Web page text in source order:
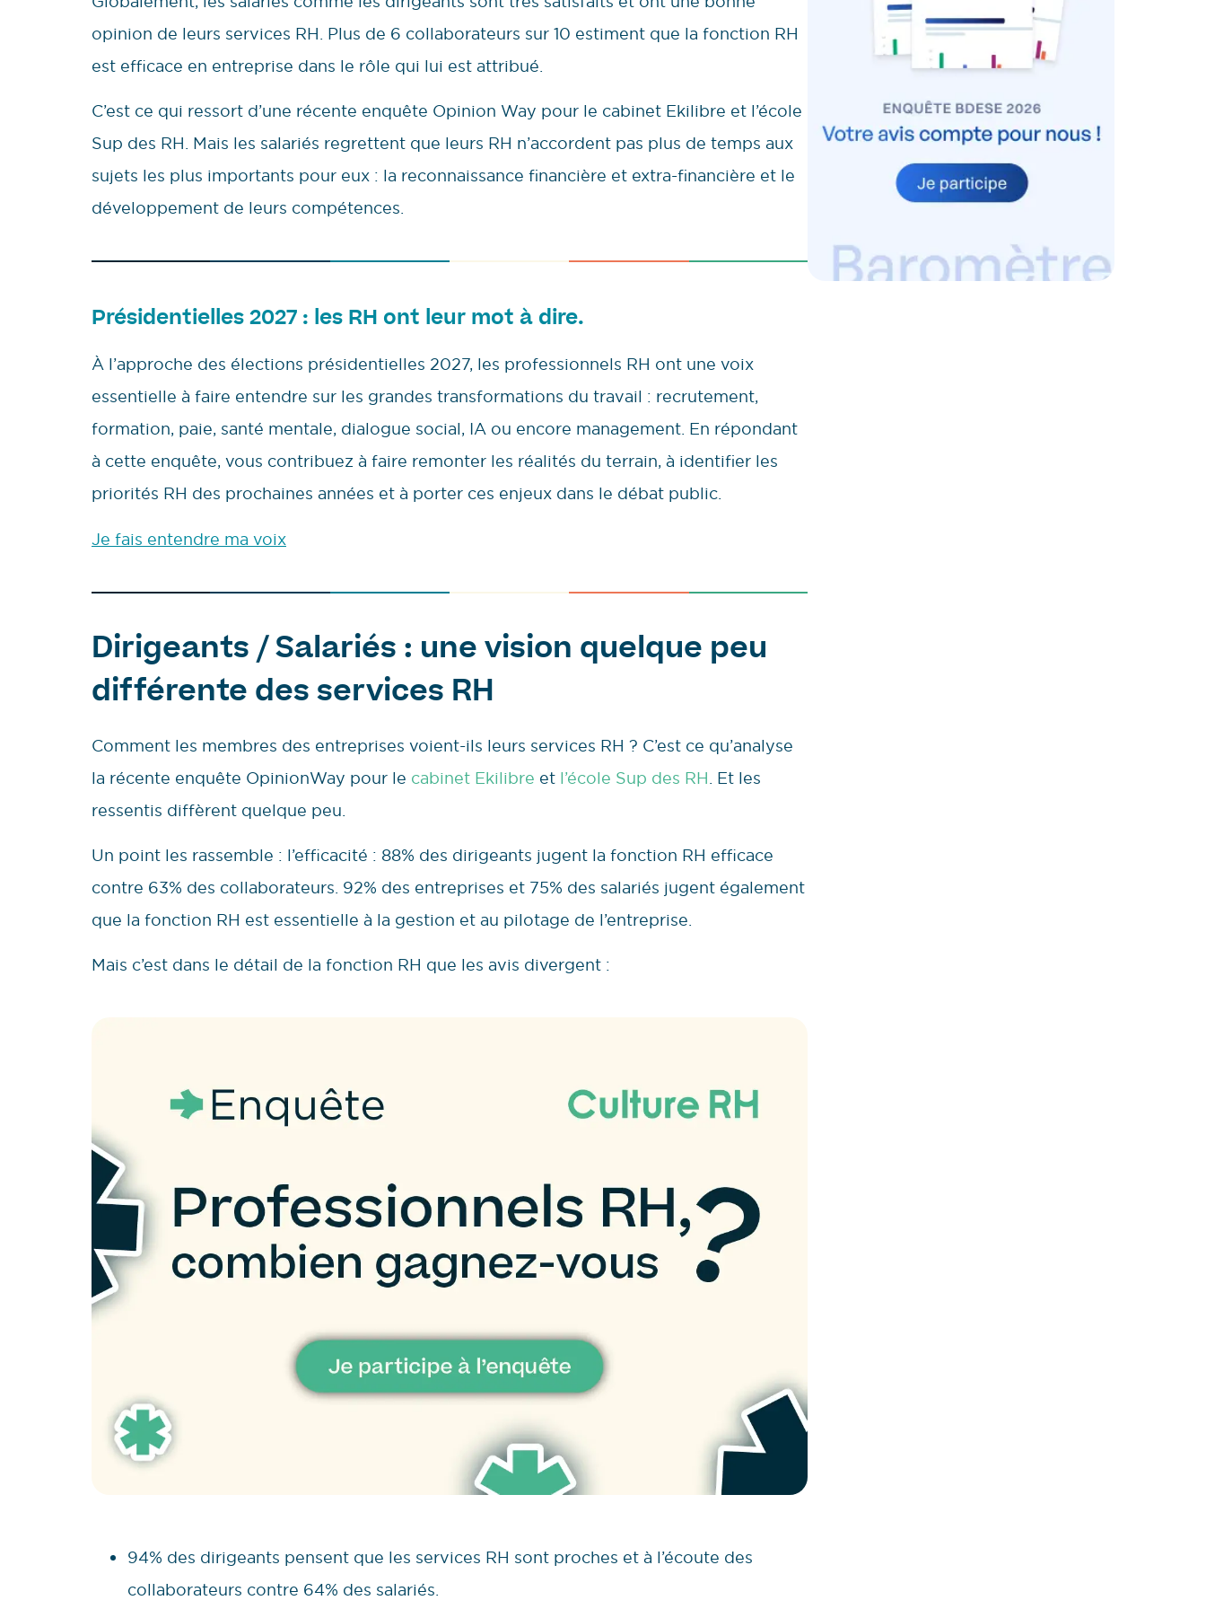
opinion de leurs services RH. Plus de 6 collaborateurs sur 10 estiment que la fonction RH
est efficace en entreprise dans le rôle qui lui est attribué.
C’est ce qui ressort d’une récente enquête Opinion Way pour le cabinet Ekilibre et l’école
Sup des RH. Mais les salariés regrettent que leurs RH n’accordent pas plus de temps aux
sujets les plus importants pour eux : la reconnaissance financière et extra-financière et le
développement de leurs compétences.
Présidentielles 2027 : les RH ont leur mot à dire.
À l’approche des élections présidentielles 2027, les professionnels RH ont une voix
essentielle à faire entendre sur les grandes transformations du travail : recrutement,
formation, paie, santé mentale, dialogue social, IA ou encore management. En répondant
à cette enquête, vous contribuez à faire remonter les réalités du terrain, à identifier les
priorités RH des prochaines années et à porter ces enjeux dans le débat public.
Je fais entendre ma voix
Dirigeants / Salariés : une vision quelque peu
différente des services RH
Comment les membres des entreprises voient-ils leurs services RH ? C’est ce qu’analyse
la récente enquête OpinionWay pour le cabinet Ekilibre et l’école Sup des RH. Et les
ressentis diffèrent quelque peu.
Un point les rassemble : l’efficacité : 88% des dirigeants jugent la fonction RH efficace
contre 63% des collaborateurs. 92% des entreprises et 75% des salariés jugent également
que la fonction RH est essentielle à la gestion et au pilotage de l’entreprise.
Mais c’est dans le détail de la fonction RH que les avis divergent :
94% des dirigeants pensent que les services RH sont proches et à l’écoute des
collaborateurs contre 64% des salariés.